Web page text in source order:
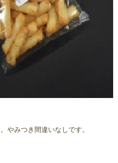
やみつき間違いなしです。